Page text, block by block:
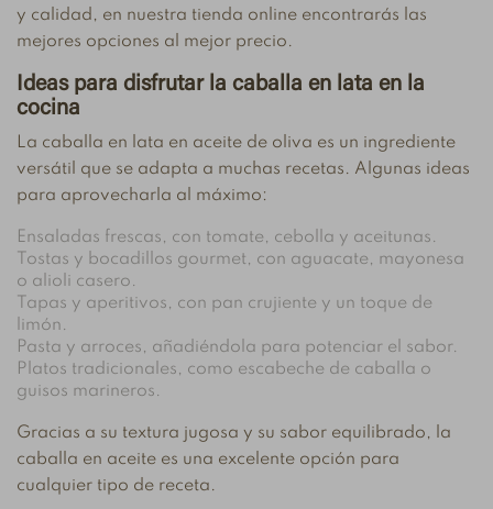
y calidad, en nuestra tienda online encontrarás las
mejores opciones al mejor precio.
Ideas para disfrutar la caballa en lata en la
cocina
La caballa en lata en aceite de oliva es un ingrediente
versátil que se adapta a muchas recetas. Algunas ideas
para aprovecharla al máximo:
Ensaladas frescas, con tomate, cebolla y aceitunas.
Tostas y bocadillos gourmet, con aguacate, mayonesa
o alioli casero.
Tapas y aperitivos, con pan crujiente y un toque de
limón.
Pasta y arroces, añadiéndola para potenciar el sabor.
Platos tradicionales, como escabeche de caballa o
guisos marineros.
Gracias a su textura jugosa y su sabor equilibrado, la
caballa en aceite es una excelente opción para
cualquier tipo de receta.